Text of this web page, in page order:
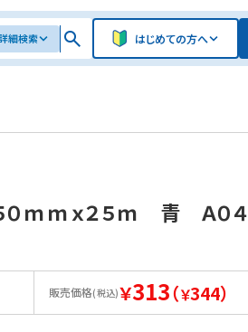
細検索 はじめての方へ
０ｍｍｘ２５ｍ 青 Ａ０４
販売価格(税込)￥313（￥344）